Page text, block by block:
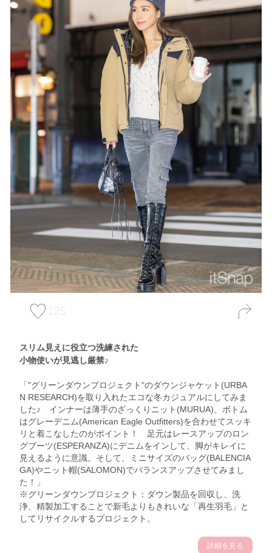
125
スリム見えに役立つ洗練された
小物使いが見逃し厳禁♪
「"グリーンダウンプロジェクト"のダウンジャケット(URBA
N RESEARCH)を取り入れたエコな冬カジュアルにしてみま
した♪ インナーは薄手のざっくりニット(MURUA)、ボトム
はグレーデニム(American Eagle Outfitters)を合わせてスッキ
リと着こなしたのがポイント！ 足元はレースアップのロン
グブーツ(ESPERANZA)にデニムをインして、脚がキレイに
見えるように意識。そして、ミニサイズのバッグ(BALENCIA
GA)やニット帽(SALOMON)でバランスアップさせてみまし
た！」
※グリーンダウンプロジェクト：ダウン製品を回収し、洗
浄、精製加工することで新毛よりもきれいな「再生羽毛」と
してリサイクルするプロジェクト。
詳細を見る